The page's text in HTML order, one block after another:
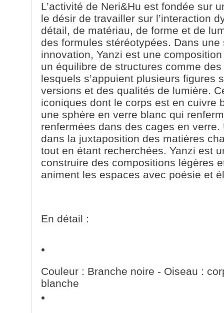
L’activité de Neri&Hu est fondée sur
le désir de travailler sur l’interaction
détail, de matériau, de forme et de
des formules stéréotypées. Dans
innovation, Yanzi est une
un équilibre de structures comme
lesquels s’appuient plusieurs figures
versions et des qualités de lumière.
iconiques dont le corps est en cuivre
une sphère en verre blanc qui
renfermées dans des cages en
dans la juxtaposition des matières
tout en étant recherchées. Yanzi est
construire des compositions légères
animent les espaces avec poésie et
En détail :
Couleur : Branche noire - Oiseau :
blanche